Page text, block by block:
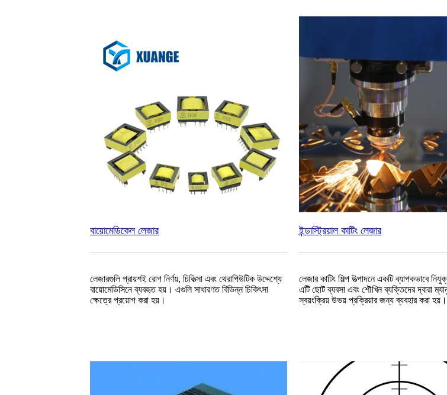
বায়োমেডিকেল লেজার
লেজারগুলি প্রায়শই রোগ নির্ণয়, চিকিত্সা এবং থেরাপিউটিক উদ্দেশ্যে
বায়োমেডিসিনে ব্যবহৃত হয়। এগুলি সাধারণত বিভিন্ন চিকিৎসা
ক্ষেত্রে প্রয়োগ করা হয়।
ইন্ডাস্ট্রিয়াল কাটিং লেজার
লেজার কাটিং শিল্প উত্পাদনে একটি ব্যাপকভাবে
এটি ছোট ব্যবসা এবং শৌখিন ব্যক্তিদের দ্বারা
স্বয়ংক্রিয় উভয় প্রক্রিয়ার জন্য ব্যবহার করা হয়।